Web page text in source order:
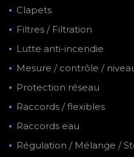
Clapets
Filtres / Filtration
Lutte anti-incendie
Mesure / contrôle /
Protection réseau
Raccords / flexibles
Raccords eau
Régulation / Mélange /